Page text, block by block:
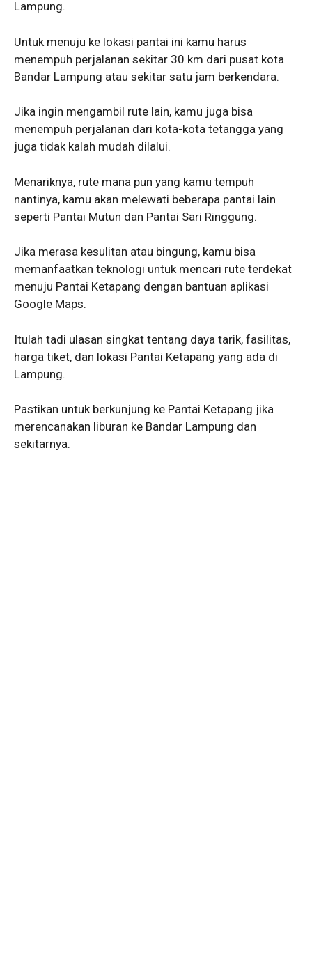
Lampung.
Untuk menuju ke lokasi pantai ini kamu harus
menempuh perjalanan sekitar 30 km dari pusat kota
Bandar Lampung atau sekitar satu jam berkendara.
Jika ingin mengambil rute lain, kamu juga bisa
menempuh perjalanan dari kota-kota tetangga yang
juga tidak kalah mudah dilalui.
Menariknya, rute mana pun yang kamu tempuh
nantinya, kamu akan melewati beberapa pantai lain
seperti Pantai Mutun dan Pantai Sari Ringgung.
Jika merasa kesulitan atau bingung, kamu bisa
memanfaatkan teknologi untuk mencari rute terdekat
menuju Pantai Ketapang dengan bantuan aplikasi
Google Maps.
Itulah tadi ulasan singkat tentang daya tarik, fasilitas,
harga tiket, dan lokasi Pantai Ketapang yang ada di
Lampung.
Pastikan untuk berkunjung ke Pantai Ketapang jika
merencanakan liburan ke Bandar Lampung dan
sekitarnya.